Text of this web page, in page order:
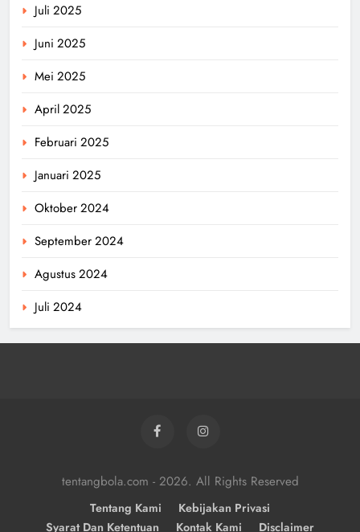
Juli 2025
Juni 2025
Mei 2025
April 2025
Februari 2025
Januari 2025
Oktober 2024
September 2024
Agustus 2024
Juli 2024
tentangbola.com - 2026. All Rights Reserved
Tentang Kami
Kebijakan Privasi
Syarat Dan Ketentuan
Kontak Kami Disclaimer